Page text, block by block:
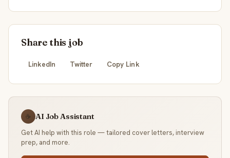
Share this job
LinkedIn Twitter Copy Link
☕ AI Job Assistant
Get AI help with this role — tailored cover letters, interview
prep, and more.